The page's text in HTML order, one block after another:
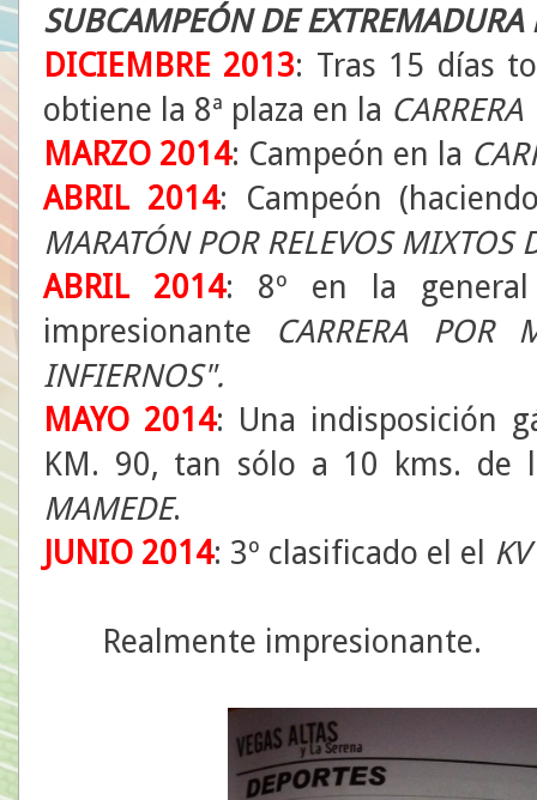
SUBCAMPEÓN DE
DICIEMBRE 2013: Tras 15 días
obtiene la 8ª plaza en la
MARZO 2014: Campeón en la
ABRIL 2014: Campeón
MARATÓN POR RELEVOS MIXTOS
ABRIL 2014: 8º en la
impresionante CARRERA POR
INFIERNOS".
MAYO 2014: Una indisposición
KM. 90, tan sólo a 10 kms.
MAMEDE.
JUNIO 2014: 3º clasificado el el
Realmente impresionante.